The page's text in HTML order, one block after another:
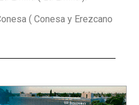
( Conesa y Erezcano